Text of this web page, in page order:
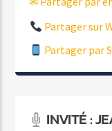
Partager sur
Partager par
INVITÉ :